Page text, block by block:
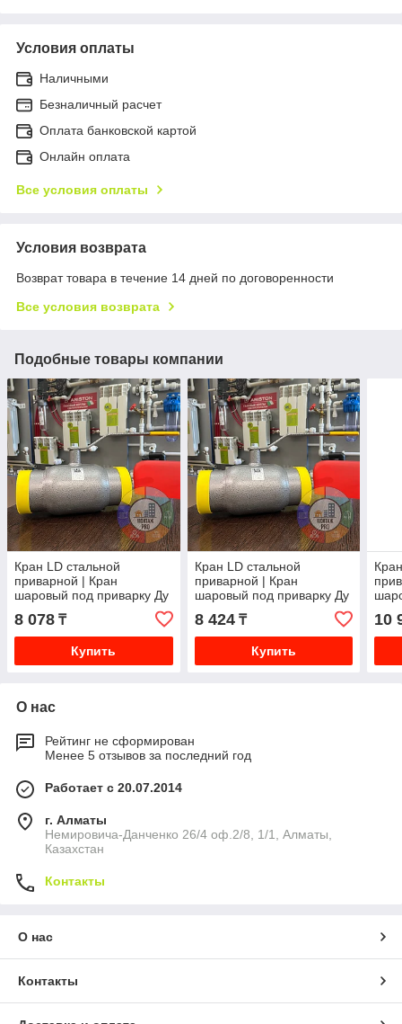
Условия оплаты
Наличными
Безналичный расчет
Оплата банковской картой
Онлайн оплата
Все условия оплаты
Условия возврата
Возврат товара в течение 14 дней по договоренности
Все условия возврата
Подобные товары компании
Кран LD стальной
приварной | Кран
шаровый под приварку Ду
25 Ру 40
8 078 ₸
Купить
Кран LD стальной
приварной | Кран
шаровый под приварку Ду
32 Ру 40
8 424₸
Купить
10
О нас
Рейтинг не сформирован
Менее 5 отзывов за последний год
Работает с 20.07.2014
г. Алматы
Немировича-Данченко 26/4 оф.2/8, 1/1, Алматы,
Казахстан
Контакты
О нас
Контакты